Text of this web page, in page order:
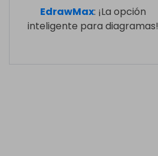
EdrawMax: ¡La opción
inteligente para diagramas!